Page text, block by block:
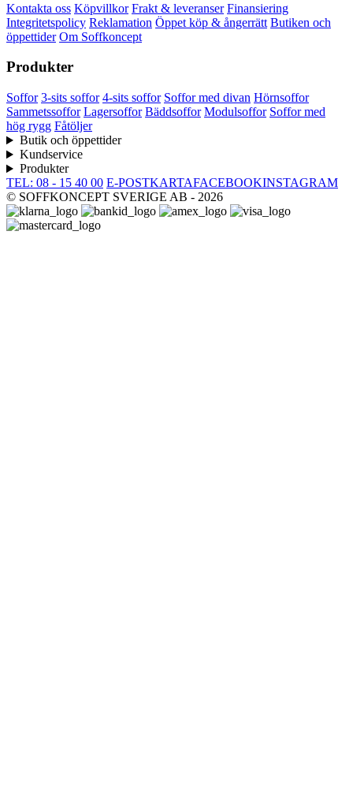
Kontakta oss Köpvillkor Frakt & leveranser Finansiering
Integritetspolicy Reklamation Öppet köp & ångerrätt Butiken och
öppettider Om Soffkoncept
Produkter
Soffor 3-sits soffor 4-sits soffor Soffor med divan Hörnsoffor
Sammetssoffor Lagersoffor Bäddsoffor Modulsoffor Soffor med
hög rygg Fåtöljer
Butik och öppettider
Kundservice
Produkter
TEL: 08 - 15 40 00 E-POSTKARTAFACEBOOKINSTAGRAM
© SOFFKONCEPT SVERIGE AB - 2026